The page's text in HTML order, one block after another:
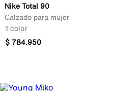
Nike Total 90
Calzado para mujer
1 color
$784.950